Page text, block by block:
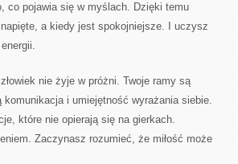
co pojawia się w myślach. Dzięki temu
a kiedy jest spokojniejsze. I uczysz
nie żyje w próżni. Twoje ramy są
i umiejętność wyrażania siebie.
które nie opierają się na gierkach.
Zaczynasz rozumieć, że miłość może